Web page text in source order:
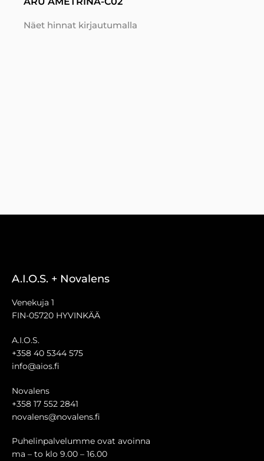
Näet hinnat kirjautumalla
A.I.O.S. + Novalens
Venekuja 1
FIN-05720 HYVINKÄÄ
A.I.O.S.
+358 40 5344 575
info@aios.fi
Novalens
+358 17 552 2841
novalens@novalens.fi
Puhelinpalvelumme ovat avoinna
ma – to klo 9.00 – 16.00